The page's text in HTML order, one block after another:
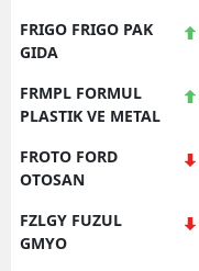
FRIGO FRIGO PAK
GIDA
FRMPL FORMUL
PLASTIK VE METAL
FROTO FORD
OTOSAN
FZLGY FUZUL
GMYO